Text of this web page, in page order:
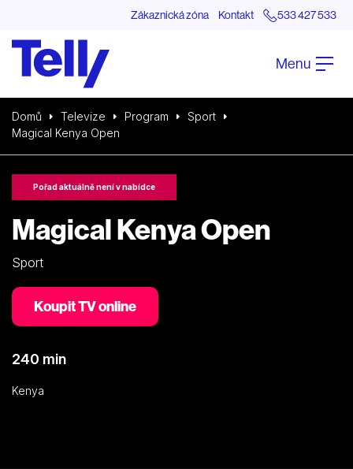
Zákaznická zóna Kontakt 533 427 533
Menu
Domů Televize Program
Sport
Magical Kenya Open
Pořad aktuálně není v nabídce
Magical Kenya Open
Sport
Koupit TV online
240 min
Kenya